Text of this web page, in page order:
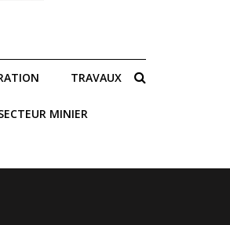
TRAVAUX
MINIER